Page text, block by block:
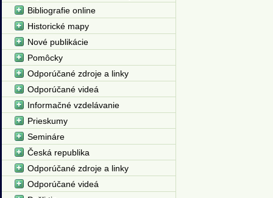
Bibliografie online
Historické mapy
Nové publikácie
Pomôcky
Odporúčané zdroje a linky
Odporúčané videá
Informačné vzdelávanie
Prieskumy
Semináre
Česká republika
Odporúčané zdroje a linky
Odporúčané videá